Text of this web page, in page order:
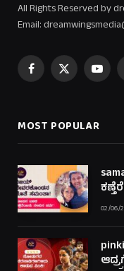
All Rights Reserved by
Email:
Facebook
X
MOST POPULAR
02/06/